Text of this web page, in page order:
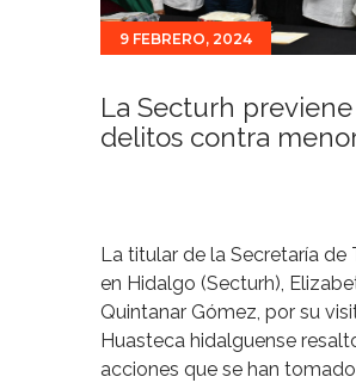
Para ti
Contacto
9 FEBRERO, 2024
La Secturh previene
delitos contra
La titular de la Secretaría de
en Hidalgo (Secturh),
Quintanar Gómez, por su
Huasteca hidalguense
acciones que se han